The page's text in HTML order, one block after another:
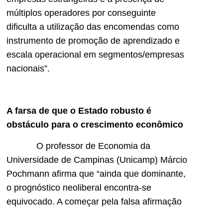
múltiplos operadores por conseguinte
dificulta a utilização das encomendas como
instrumento de promoção de aprendizado e
escala operacional em segmentos/empresas
nacionais”.
A farsa de que o Estado robusto é
obstáculo para o crescimento econômico
O professor de Economia da
Universidade de Campinas (Unicamp) Márcio
Pochmann afirma que “ainda que dominante,
o prognóstico neoliberal encontra-se
equivocado. A começar pela falsa afirmação